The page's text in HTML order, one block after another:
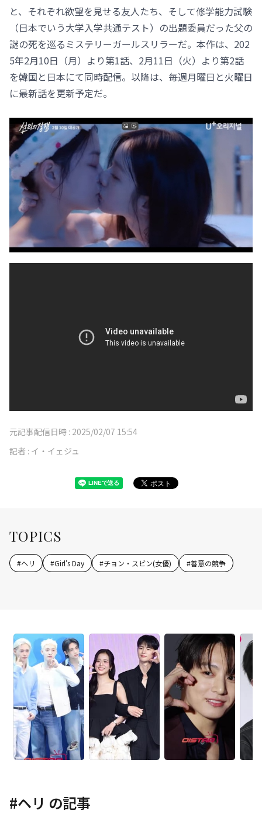
と、それぞれ欲望を見せる友人たち、そして修学能力試験
（日本でいう大学入学共通テスト）の出題委員だった父の
謎の死を巡るミステリーガールスリラーだ。本作は、202
5年2月10日（月）より第1話、2月11日（火）より第2話
を韓国と日本にて同時配信。以降は、毎週月曜日と火曜日
に最新話を更新予定だ。
元記事配信日時 : 2025/02/07 15:54
記者 : イ・イェジュ
TOPICS
#ヘリ #Girl's Day #チョン・スビン(女優) #善意の競争
#ヘリ の記事